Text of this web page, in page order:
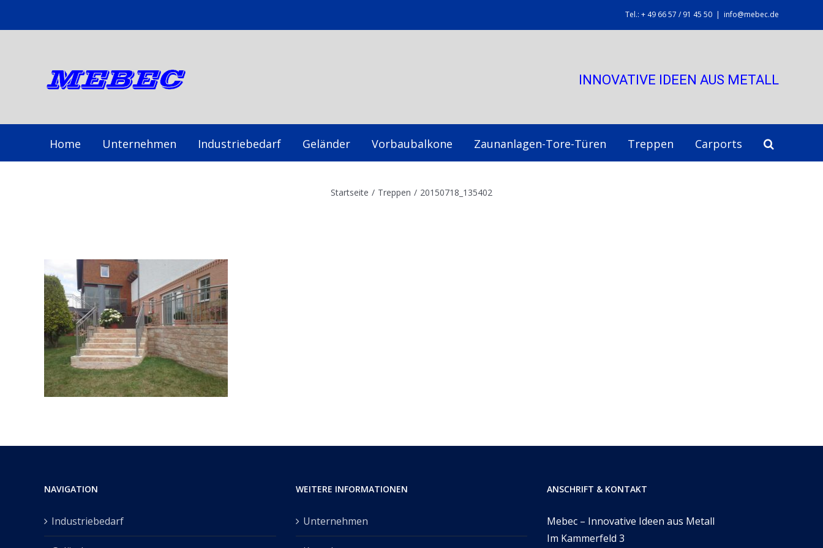
Tel.: + 49 66 57 / 91 45 50 | info@mebec.de
INNOVATIVE IDEEN AUS METALL
Home Unternehmen Industriebedarf Geländer Vorbaubalkone Zaunanlagen-Tore-Türen Treppen Carports
Startseite / Treppen / 20150718_135402
NAVIGATION
Industriebedarf
WEITERE INFORMATIONEN
Unternehmen
ANSCHRIFT & KONTAKT
Mebec – Innovative Ideen aus Metall
Im Kammerfeld 3